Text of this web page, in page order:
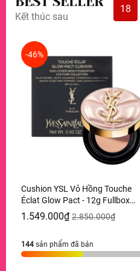
Kết thúc sau
18
-46%
Cushion YSL Vỏ Hồng Touche
Éclat Glow Pact - 12g Fullbox
Hàng Duty
1.549.000₫ 2.850.000₫
144 sản phẩm đã bán